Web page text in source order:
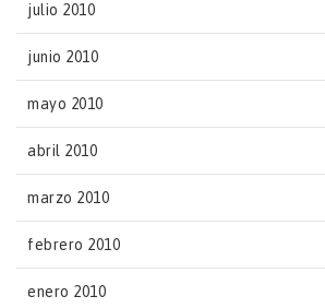
julio 2010
junio 2010
mayo 2010
abril 2010
marzo 2010
febrero 2010
enero 2010